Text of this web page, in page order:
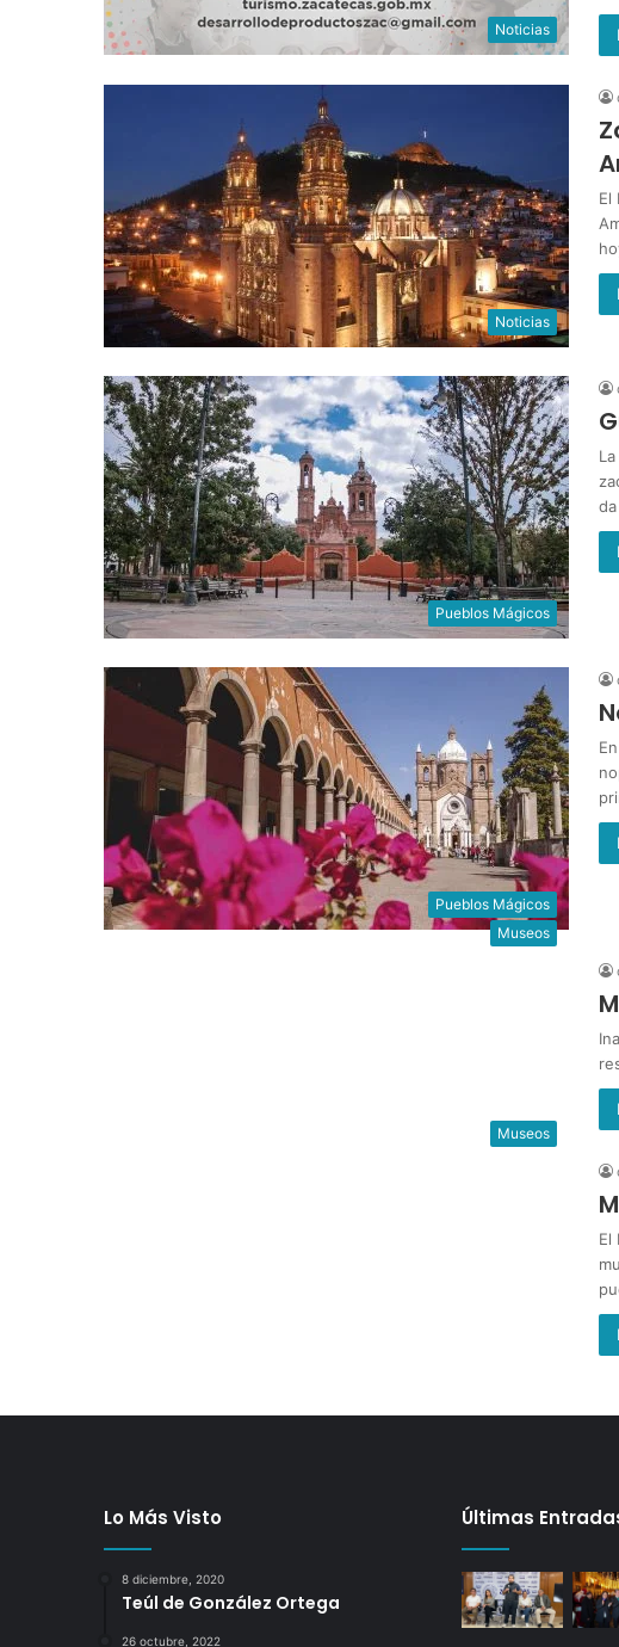
Noticias
Noticias
El
Pueblos Mágicos
Pueblos Mágicos
Museos
Museos
El
Lo Más Visto
8 diciembre, 2020
Teúl de González Ortega
26 octubre, 2022
Últimas